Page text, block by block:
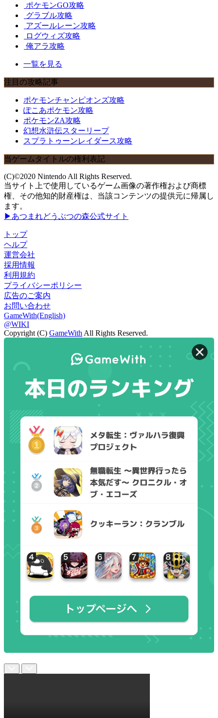
ポケモンGO攻略
グラブル攻略
アズールレーン攻略
ログウィズ攻略
俺アラ攻略
一覧を見る
注目の攻略記事
ポケモンチャンピオンズ攻略
ぽこあポケモン攻略
ポケモンZA攻略
幻想水滸伝スターリープ
スプラトゥーンレイダース攻略
当ゲームタイトルの権利表記
(C)©2020 Nintendo All Rights Reserved.
当サイト上で使用しているゲーム画像の著作権および商標
権、その他知的財産権は、当該コンテンツの提供元に帰属し
ます。
▶あつまれどうぶつの森公式サイト
トップ
ヘルプ
運営会社
採用情報
利用規約
プライバシーポリシー
広告のご案内
お問い合わせ
GameWith(English)
@WIKI
Copyright (C) GameWith All Rights Reserved.